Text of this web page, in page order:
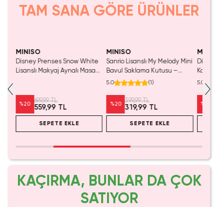
TAM SANA GÖRE ÜRÜNLER
MINISO
Disney Prenses Snow White
Lisanslı Makyaj Aynalı Masa
%20
699,99 TL
559,99 TL
SEPETE EKLE
MINISO
Sanrio Lisanslı My Melody Mini
Bavul Saklama Kutusu –
Dekoratif Düzenleyici 12 Cm
5.0 (1)
%20
399,99 TL
319,99 TL
SEPETE EKLE
Disney
Kutusu
5.0
%
KAÇIRMA, BUNLAR DA ÇOK
SATIYOR